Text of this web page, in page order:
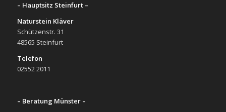
– Hauptsitz Steinfurt –
Naturstein Kläver
Schützenstr. 31
48565 Steinfurt
Telefon
02552 2011
– Beratung Münster –